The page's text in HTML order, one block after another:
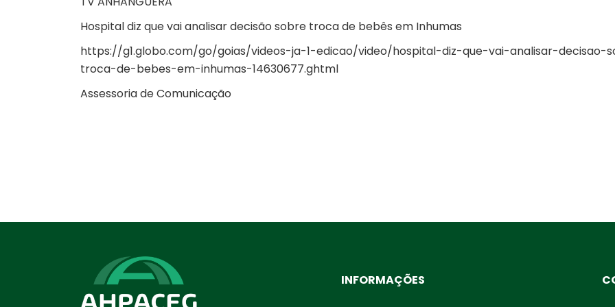
Hospital diz que vai analisar decisão sobre troca de bebês em Inhumas
https://g1.globo.com/go/goias/videos-ja-1-edicao/video/hospital-diz-que-vai-analisar-decisao-
troca-de-bebes-em-inhumas-14630677.ghtml
Assessoria de Comunicação
INFORMAÇÕES